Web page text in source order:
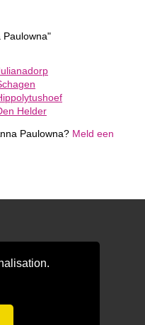
Paulowna"
Helder
Paulowna? Meld een